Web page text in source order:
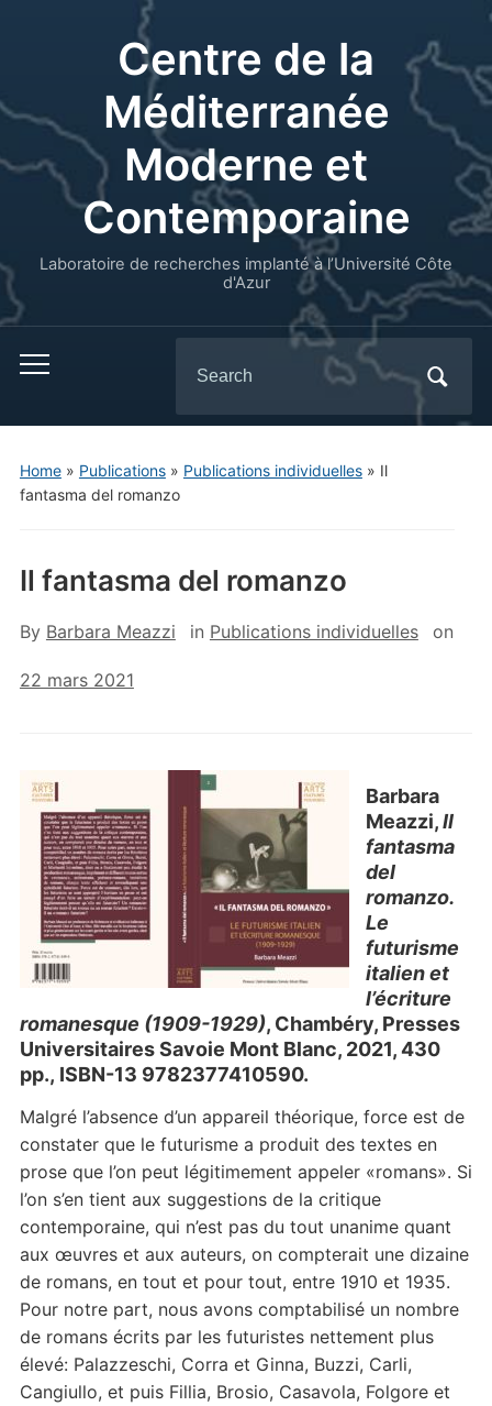
Centre de la
Méditerranée
Moderne et
Contemporaine
Laboratoire de recherches implanté à l’Université Côte
d'Azur
for:
Home» Publications» Publications individuelles» Il
fantasma del romanzo
Il fantasma del romanzo
By Barbara Meazzi in Publications individuelles on
22 mars 2021
Barbara
Meazzi,Il
fantasma
del
romanzo.
Le
futurisme
italien et
l’écriture
romanesque (1909-1929), Chambéry, Presses
Universitaires Savoie Mont Blanc, 2021, 430
pp., ISBN-13 9782377410590.
Malgré l’absence d’un appareil théorique, force est de
constater que le futurisme a produit des textes en
prose que l’on peut légitimement appeler «romans». Si
l’on s’en tient aux suggestions de la critique
contemporaine, qui n’est pas du tout unanime quant
aux œuvres et aux auteurs, on compterait une dizaine
de romans, en tout et pour tout, entre 1910 et 1935.
Pour notre part, nous avons comptabilisé un nombre
de romans écrits par les futuristes nettement plus
élevé: Palazzeschi, Corra et Ginna, Buzzi, Carli,
Cangiullo, et puis Fillia, Brosio, Casavola, Folgore et